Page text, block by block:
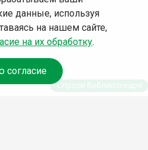
данные, используя
на нашем сайте,
на их обработку.
согласие
Спроси библиотекаря